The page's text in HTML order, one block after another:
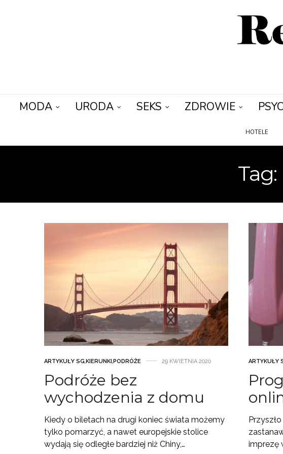
MODA URODA SEKS ZDROWIE
HOTELE
Tag:
ARTYKUŁY SG,KIERUNKI,PODRÓŻE 29 KWIETNIA 2020
Podróże bez
wychodzenia z domu
Kiedy o biletach na drugi koniec świata możemy
tylko pomarzyć, a nawet europejskie stolice
wydają się odległe bardziej niż Chiny,…
ARTYKUŁY
imprezę